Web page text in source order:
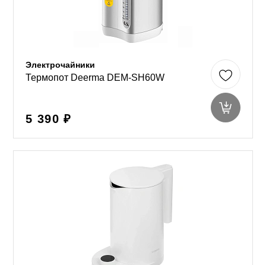
Электрочайники
Термопот Deerma DEM-SH60W
5 390 ₽